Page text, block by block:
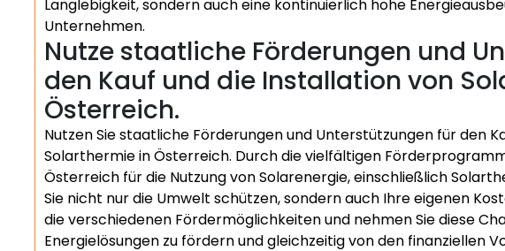
Langlebigkeit, sondern auch eine kontinuierlich hohe
Unternehmen.
Nutze staatliche Förderungen und
den Kauf und die Installation von
Österreich.
Nutzen Sie staatliche Förderungen und Unterstützungen für den
Solarthermie in Österreich. Durch die vielfältigen
Österreich für die Nutzung von Solarenergie, einschließlich
Sie nicht nur die Umwelt schützen, sondern auch Ihre eigenen
die verschiedenen Fördermöglichkeiten und nehmen Sie diese
Energielösungen zu fördern und gleichzeitig von den finanziellen